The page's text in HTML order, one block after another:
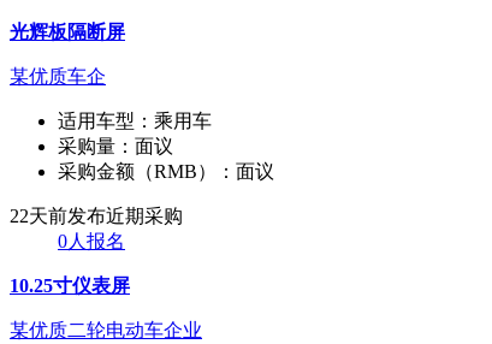
光辉板隔断屏
某优质车企
适用车型： 乘用车
采购量： 面议
采购金额（RMB）： 面议
22天前发布近期采购
0人报名
10.25寸仪表屏
某优质二轮电动车企业